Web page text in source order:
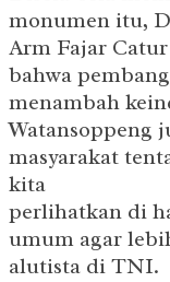
monumen itu,
Arm Fajar
bahwa
menambah
Watansoppeng
masyarakat
kita
perlihatkan di
umum agar
alutista di TNI.